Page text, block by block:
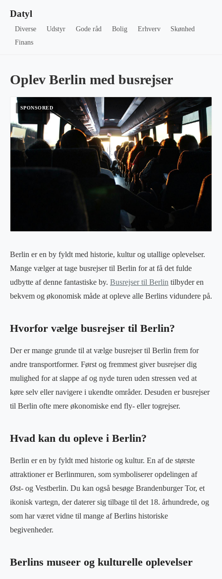
Datyl
Diverse Udstyr Gode råd Bolig Erhverv
Skønhed
Finans
Oplev Berlin med busrejser
Berlin er en by fyldt med historie, kultur og utallige oplevelser.
Mange vælger at tage busrejser til Berlin for at få det fulde
udbytte af denne fantastiske by. Busrejser til Berlin tilbyder en
bekvem og økonomisk måde at opleve alle Berlins vidundere på.
Hvorfor vælge busrejser til Berlin?
Der er mange grunde til at vælge busrejser til Berlin frem for
andre transportformer. Først og fremmest giver busrejser dig
mulighed for at slappe af og nyde turen uden stressen ved at
køre selv eller navigere i ukendte områder. Desuden er busrejser
til Berlin ofte mere økonomiske end fly- eller togrejser.
Hvad kan du opleve i Berlin?
Berlin er en by fyldt med historie og kultur. En af de største
attraktioner er Berlinmuren, som symboliserer opdelingen af
Øst- og Vestberlin. Du kan også besøge Brandenburger Tor, et
ikonisk vartegn, der daterer sig tilbage til det 18. århundrede, og
som har været vidne til mange af Berlins historiske
begivenheder.
Berlins museer og kulturelle oplevelser